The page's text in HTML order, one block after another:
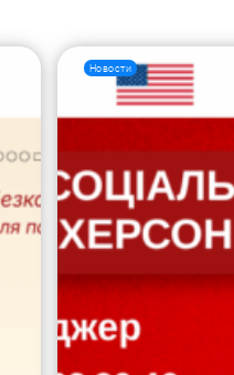
Новости